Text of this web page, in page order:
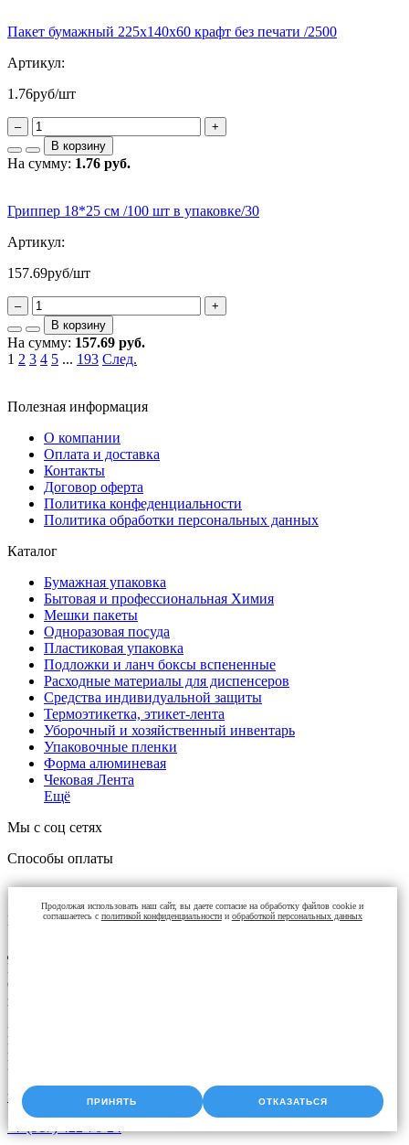
Пакет бумажный 225х140х60 крафт без печати /2500
Артикул:
1.76руб/шт
–
+
В корзину
На сумму: 1.76 руб.
Гриппер 18*25 см /100 шт в упаковке/30
Артикул:
157.69руб/шт
–
+
В корзину
На сумму: 157.69 руб.
1 2 3 4 5 ... 193 След.
Полезная информация
О компании
Оплата и доставка
Контакты
Договор оферта
Политика конфеденциальности
Политика обработки персональных данных
Каталог
Бумажная упаковка
Бытовая и профессиональная Химия
Мешки пакеты
Одноразовая посуда
Пластиковая упаковка
Подложки и ланч боксы вспененные
Расходные материалы для диспенсеров
Средства индивидуальной защиты
Термоэтикетка, этикет-лента
Уборочный и хозяйственный инвентарь
Упаковочные пленки
Форма алюминевая
Чековая Лента
Ещё
Мы с соц сетях
Способы оплаты
Контакты
Доставка упаковки: Уфа, Казань, Набережные Челны,
Екатеринбург, Челябинск, Оренбург, Самара, Пермь, Курган.
Оперативная доставка до адреса. Скидки постоянным
клиентам. Звоните!
Время работы:
Пн-Чт с 9:00 до 18:00
Пт с 9.00 до 17.00
upak2008@bk.ru
+7 (917) 422-76-24
Продолжая использовать наш сайт, вы даете согласие на обработку файлов cookie и
соглашаетесь с политикой конфиденциальностии обработкой персональных данных
ПРИНЯТЬ ОТКАЗАТЬСЯ